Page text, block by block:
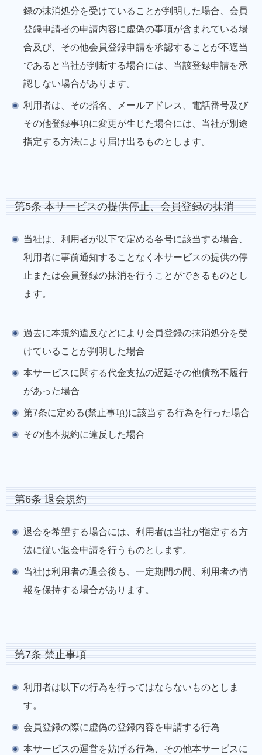
録の抹消処分を受けていることが判明した場合、会員
登録申請者の申請内容に虚偽の事項が含まれている場
合及び、その他会員登録申請を承認することが不適当
であると当社が判断する場合には、当該登録申請を承
認しない場合があります。
利用者は、その指名、メールアドレス、電話番号及び
その他登録事項に変更が生じた場合には、当社が別途
指定する方法により届け出るものとします。
第5条 本サービスの提供停止、会員登録の抹消
当社は、利用者が以下で定める各号に該当する場合、
利用者に事前通知することなく本サービスの提供の停
止または会員登録の抹消を行うことができるものとし
ます。
過去に本規約違反などにより会員登録の抹消処分を受
けていることが判明した場合
本サービスに関する代金支払の遅延その他債務不履行
があった場合
第7条に定める(禁止事項)に該当する行為を行った場合
その他本規約に違反した場合
第6条 退会規約
退会を希望する場合には、利用者は当社が指定する方
法に従い退会申請を行うものとします。
当社は利用者の退会後も、一定期間の間、利用者の情
報を保持する場合があります。
第7条 禁止事項
利用者は以下の行為を行ってはならないものとしま
す。
会員登録の際に虚偽の登録内容を申請する行為
本サービスの運営を妨げる行為、その他本サービスに